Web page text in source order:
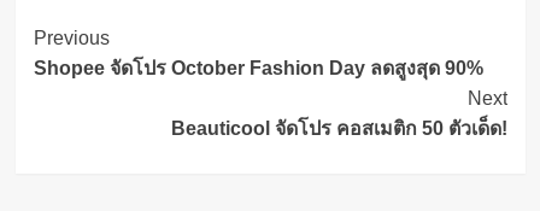
Post
Navigation
Previous
Shopee จัดโปร October Fashion Day ลดสูงสุด 90%
Next
Beauticool จัดโปร คอสเมติก 50 ตัวเด็ด!